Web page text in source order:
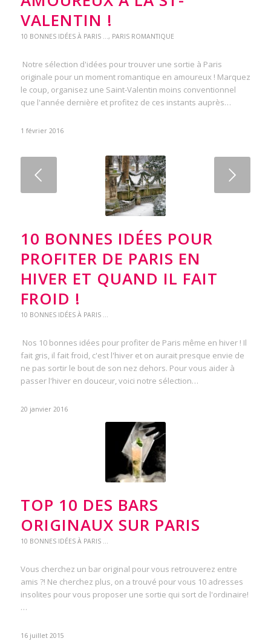
VALENTIN !
10 BONNES IDÉES À PARIS ..., PARIS ROMANTIQUE
Notre sélection d'idées pour trouver une sortie à Paris
originale pour un moment romantique en amoureux ! Marquez
le coup, organisez une Saint-Valentin moins conventionnel
que l'année dernière et profitez de ces instants auprès…
1 février 2016
10 BONNES IDÉES POUR
PROFITER DE PARIS EN
HIVER ET QUAND IL FAIT
FROID !
10 BONNES IDÉES À PARIS ...
Nos 10 bonnes idées pour profiter de Paris même en hiver ! Il
fait gris, il fait froid, c'est l'hiver et on aurait presque envie de
ne pas sortir le bout de son nez dehors. Pour vous aider à
passer l'hiver en douceur, voici notre sélection…
20 janvier 2016
TOP 10 DES BARS
ORIGINAUX SUR PARIS
10 BONNES IDÉES À PARIS ...
Vous cherchez un bar original pour vous retrouverez entre
amis ?! Ne cherchez plus, on a trouvé pour vous 10 adresses
insolites pour vous proposer une sortie qui sort de l'ordinaire!
…
16 juillet 2015
Suivant